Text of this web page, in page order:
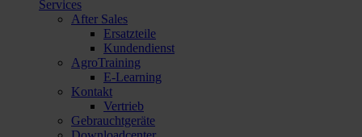
Services
After Sales
Ersatzteile
Kundendienst
AgroTraining
E-Learning
Kontakt
Vertrieb
Gebrauchtgeräte